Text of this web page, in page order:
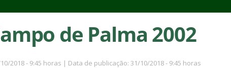
de Palma 2002
2018 - 9:45 horas | Data de publicação: 31/10/2018 - 9:45 horas